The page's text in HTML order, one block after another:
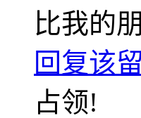
比我的
回复该
占领!